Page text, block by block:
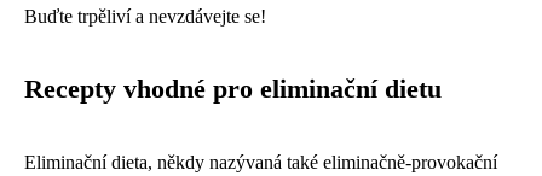
Buďte trpěliví a nevzdávejte se!
Recepty vhodné pro eliminační dietu
Eliminační dieta, někdy nazývaná také eliminačně-provokační